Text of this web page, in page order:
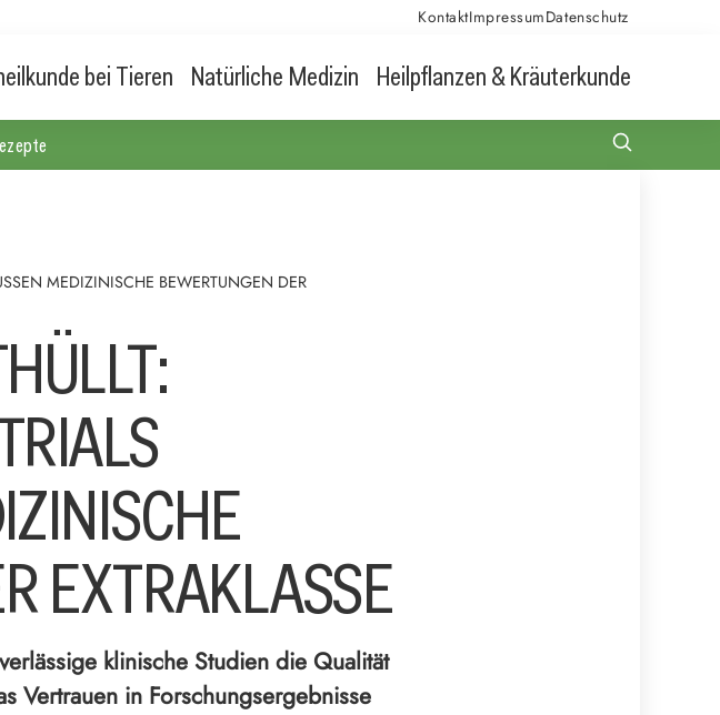
KontaktImpressumDatenschutz
bei Tieren Natürliche Medizin Heilpflanzen & Kräuterkunde
MEDIZINISCHE BEWERTUNGEN DER
EXTRAKLASSE
klinische Studien die Qualität
Vertrauen in Forschungsergebnisse